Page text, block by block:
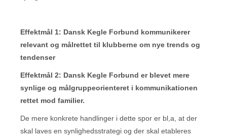
Effektmål 1: Dansk Kegle Forbund kommunikerer
relevant og målrettet til klubberne om nye trends og
tendenser
Effektmål 2: Dansk Kegle Forbund er blevet mere
synlige og målgruppeorienteret i kommunikationen
rettet mod familier.
De mere konkrete handlinger i dette spor er bl,a, at der
skal laves en synlighedsstrategi og der skal etableres